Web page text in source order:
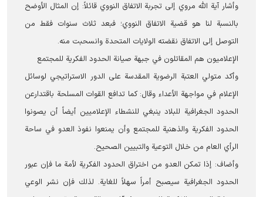
وأشار آية الله مروي إلى تجربة الاتفاق النووي قائلاً: إن المثال الأوضح
بالنسبة لنا هو قضية الاتفاق النووي؛ فبعد ثلاث سنوات فقط من
التوصل إلى الاتفاق نقضته الولايات المتحدة وانسحبت منه.
الإعلامیون هم المقاتلون في جبهة صيانة الحدود الفكرية للمجتمع
وأكد متولي العتبة الرضوية المقدسة على الدور الاستراتیجي لوسائل
الإعلام في مواجهة الأعداء وقال: كما تدافع القوات المسلحة باقتدارعن
الحدود الجغرافية للبلاد ينبغي للنشطاء الإعلاميين أيضاً أن يصونوا
الحدود الفكرية والذهنية للمجتمع وأن يمنعوا نفوذ العدو في ساحة
الرأي العام من خلال التوعية والتبيين الصحيح.
وأضاف: إذا تمكن العدو من اختراق الحدود الفكرية لأمة ما فإن عبور
الحدود الجغرافية سيصبح أمراً سهلاً للغاية. لذلك فإن نشر الوعي